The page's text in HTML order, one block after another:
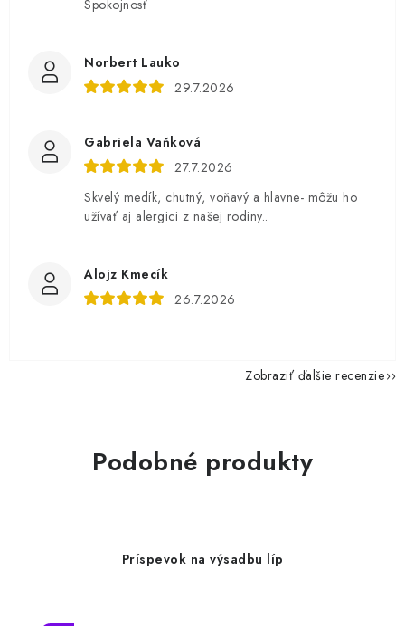
Spokojnosť
Norbert Lauko
29.7.2026
Gabriela Vaňková
27.7.2026
Skvelý medík, chutný, voňavý a hlavne- môžu ho
užívať aj alergici z našej rodiny..
Alojz Kmecík
26.7.2026
Zobraziť ďalšie recenzie
Podobné produkty
Príspevok na výsadbu líp